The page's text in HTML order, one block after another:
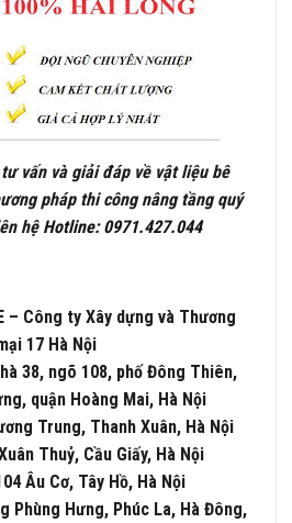
vấn và giải đáp về vật liệu bê
pháp thi công nâng tầng quý
hệ Hotline: 0971.427.044
– Công ty Xây dựng và Thương
17 Hà Nội
38, ngõ 108, phố Đông Thiên,
quận Hoàng Mai, Hà Nội
Trung, Thanh Xuân, Hà Nội
Thuỷ, Cầu Giấy, Hà Nội
Âu Cơ, Tây Hồ, Hà Nội
Phùng Hưng, Phúc La, Hà Đông,